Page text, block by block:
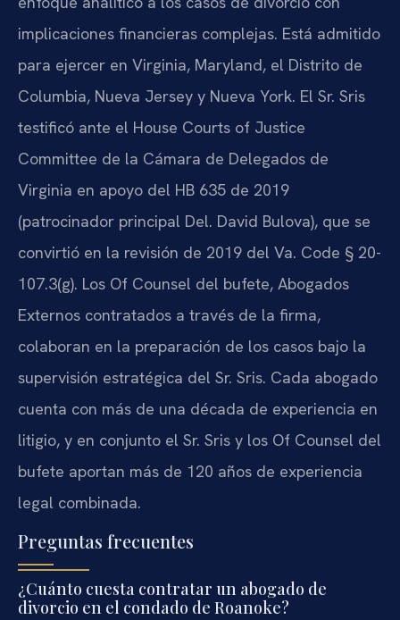
implicaciones financieras complejas. Está admitido
para ejercer en Virginia, Maryland, el Distrito de
Columbia, Nueva Jersey y Nueva York. El Sr. Sris
testificó ante el House Courts of Justice
Committee de la Cámara de Delegados de
Virginia en apoyo del HB 635 de 2019
(patrocinador principal Del. David Bulova), que se
convirtió en la revisión de 2019 del Va. Code § 20-
107.3(g). Los Of Counsel del bufete, Abogados
Externos contratados a través de la firma,
colaboran en la preparación de los casos bajo la
supervisión estratégica del Sr. Sris. Cada abogado
cuenta con más de una década de experiencia en
litigio, y en conjunto el Sr. Sris y los Of Counsel del
bufete aportan más de 120 años de experiencia
legal combinada.
Preguntas frecuentes
¿Cuánto cuesta contratar un abogado de
divorcio en el condado de Roanoke?